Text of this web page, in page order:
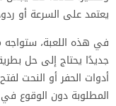
يعتمد على السرعة أو
في هذه اللعبة، ستواجه
جديدًا يحتاج إلى حل
أدوات الحفر أو النحت
المطلوبة دون الوقوع في